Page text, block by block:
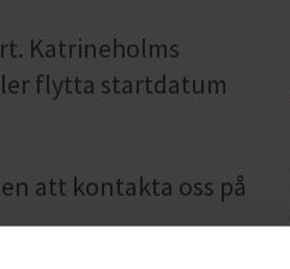
Katrineholms
flytta startdatum
att kontakta oss på